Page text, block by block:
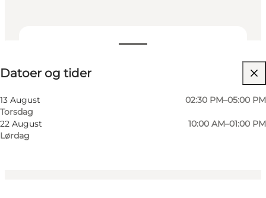
Datoer og tider
13 August
Torsdag
02:30 PM–05:00 PM
22 August
Lørdag
10:00 AM–01:00 PM
Gratis
Børn, Venner, Min partner, Mig selv